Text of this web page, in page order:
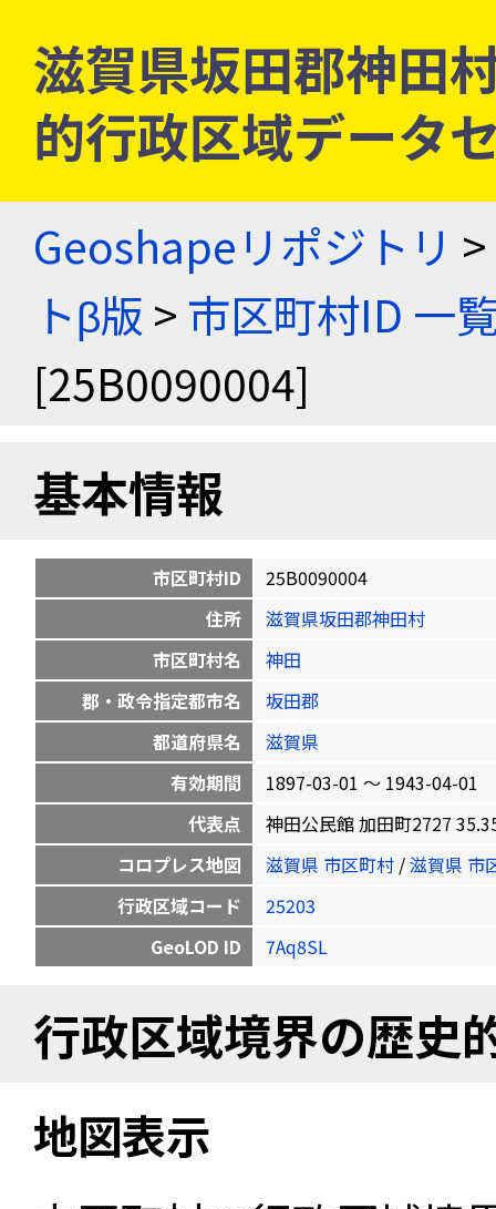
滋賀県坂田郡神田
的行政区域データ
Geoshapeリポジトリ >
トβ版 > 市区町村ID 一
[25B0090004]
基本情報
市区町村ID
25B0090004
住所
滋賀県坂田郡神田村
市区町村名
神田
郡・政令指定都市名
坂田郡
都道府県名
滋賀県
有効期間
1897-03-01 〜 1943-04-01
代表点
神田公民館 加田町2727
コロプレス地図
滋賀県 市区町村 /滋賀県 市
行政区域コード
25203
GeoLOD ID
7Aq8SL
行政区域境界の歴史
地図表示